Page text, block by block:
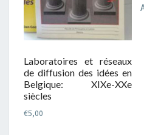
Laboratoires et réseaux
de diffusion des idées en
Belgique: XIXe-XXe
siècles
€5,00